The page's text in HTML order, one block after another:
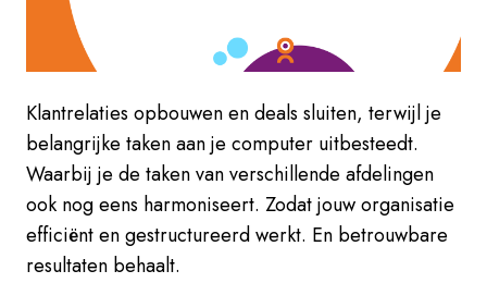
Klantrelaties opbouwen en deals sluiten, terwijl je
belangrijke taken aan je computer uitbesteedt.
Waarbij je de taken van verschillende afdelingen
ook nog eens harmoniseert. Zodat jouw organisatie
efficiënt en gestructureerd werkt. En betrouwbare
resultaten behaalt.